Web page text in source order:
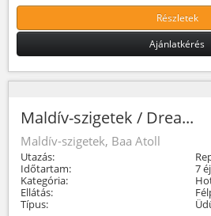
Részletek
Ajánlatkérés
Maldív-szigetek / Drea...
Maldív-szigetek, Baa Atoll
Utazás:
Időtartam:
7 éj
Kategória:
Ellátás:
Típus: